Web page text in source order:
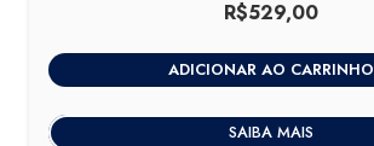
R$529,00
ADICIONAR AO CARRINHO
SAIBA MAIS